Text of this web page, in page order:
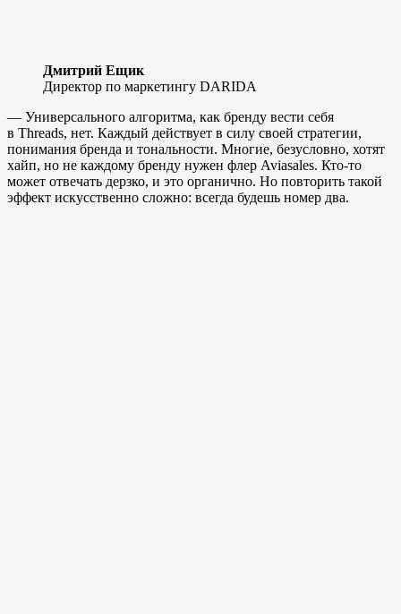
Дмитрий Ещик
Директор по маркетингу DARIDA
— Универсального алгоритма, как бренду вести себя
в Threads, нет. Каждый действует в силу своей стратегии,
понимания бренда и тональности. Многие, безусловно, хотят
хайп, но не каждому бренду нужен флер Aviasales. Кто-то
может отвечать дерзко, и это органично. Но повторить такой
эффект искусственно сложно: всегда будешь номер два.